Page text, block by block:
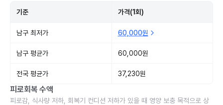
기준 가격(1회)
남구 최저가 60,000원
남구 평균가 60,000원
전국 평균가 37,230원
피로회복 수액
피로감, 식사량 저하, 회복기 컨디션 저하가 있을 때 영양 보충 목적으로 상